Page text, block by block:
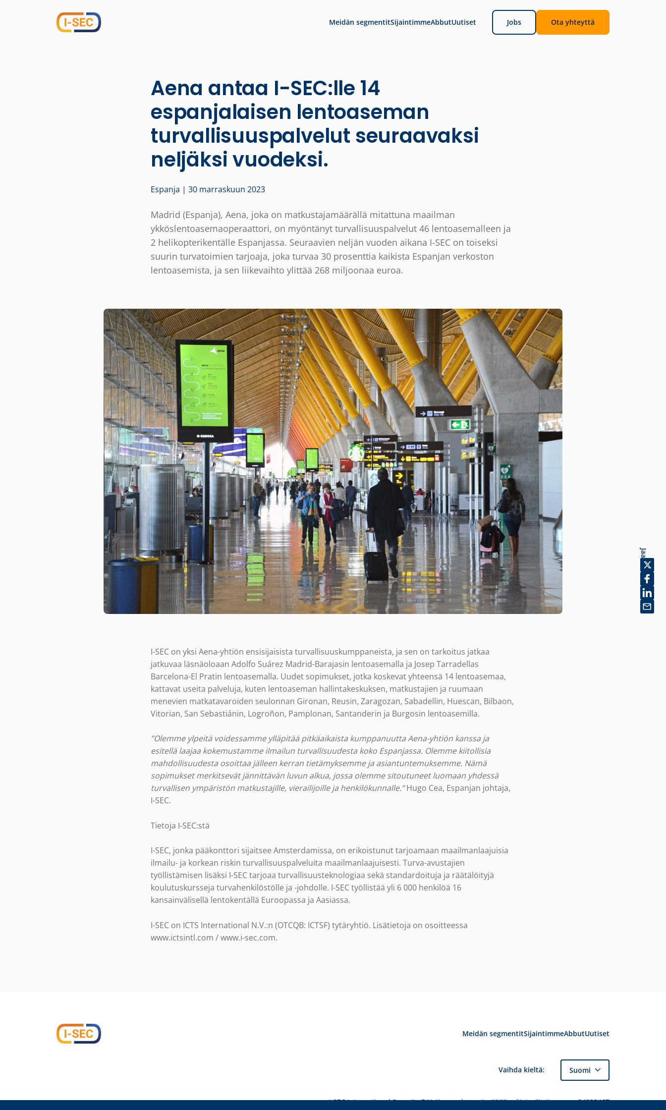
Meidän segmentitSijaintimmeAbbutUutiset Jobs Ota yhteyttä
Aena antaa I-SEC:lle 14
espanjalaisen lentoaseman
turvallisuuspalvelut seuraavaksi
neljäksi vuodeksi.
Espanja | 30 marraskuun 2023
Madrid (Espanja), Aena, joka on matkustajamäärällä mitattuna maailman
ykköslentoasemaoperaattori, on myöntänyt turvallisuuspalvelut 46 lentoasemalleen ja
2 helikopterikentälle Espanjassa. Seuraavien neljän vuoden aikana I-SEC on toiseksi
suurin turvatoimien tarjoaja, joka turvaa 30 prosenttia kaikista Espanjan verkoston
lentoasemista, ja sen liikevaihto ylittää 268 miljoonaa euroa.
I-SEC on yksi Aena-yhtiön ensisijaisista turvallisuuskumppaneista, ja sen on tarkoitus jatkaa
jatkuvaa läsnäoloaan Adolfo Suárez Madrid-Barajasin lentoasemalla ja Josep Tarradellas
Barcelona-El Pratin lentoasemalla. Uudet sopimukset, jotka koskevat yhteensä 14 lentoasemaa,
kattavat useita palveluja, kuten lentoaseman hallintakeskuksen, matkustajien ja ruumaan
menevien matkatavaroiden seulonnan Gironan, Reusin, Zaragozan, Sabadellin, Huescan, Bilbaon,
Vitorian, San Sebastiánin, Logroñon, Pamplonan, Santanderin ja Burgosin lentoasemilla.
”Olemme ylpeitä voidessamme ylläpitää pitkäaikaista kumppanuutta Aena-yhtiön kanssa ja
esitellä laajaa kokemustamme ilmailun turvallisuudesta koko Espanjassa. Olemme kiitollisia
mahdollisuudesta osoittaa jälleen kerran tietämyksemme ja asiantuntemuksemme. Nämä
sopimukset merkitsevät jännittävän luvun alkua, jossa olemme sitoutuneet luomaan yhdessä
turvallisen ympäristön matkustajille, vierailijoille ja henkilökunnalle.”Hugo Cea, Espanjan johtaja,
I-SEC.
Tietoja I-SEC:stä
I-SEC, jonka pääkonttori sijaitsee Amsterdamissa, on erikoistunut tarjoamaan maailmanlaajuisia
ilmailu- ja korkean riskin turvallisuuspalveluita maailmanlaajuisesti. Turva-avustajien
työllistämisen lisäksi I-SEC tarjoaa turvallisuusteknologiaa sekä standardoituja ja räätälöityjä
koulutuskursseja turvahenkilöstölle ja -johdolle. I-SEC työllistää yli 6 000 henkilöä 16
kansainvälisellä lentokentällä Euroopassa ja Aasiassa.
I-SEC on ICTS International N.V.:n (OTCQB: ICTSF) tytäryhtiö. Lisätietoja on osoitteessa
www.ictsintl.com / www.i-sec.com.
Jaa
Meidän segmentitSijaintimmeAbbutUutiset
Vaihda kieltä: Suomi
I-SEC International Security B.V. Kauppakamarin (KVK) rekisteröintinumero 34222467